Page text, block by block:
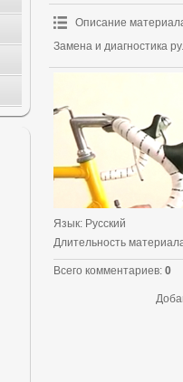
Описание
Замена и диагностика
Язык: Русский
Длительность
Всего комментариев: 0